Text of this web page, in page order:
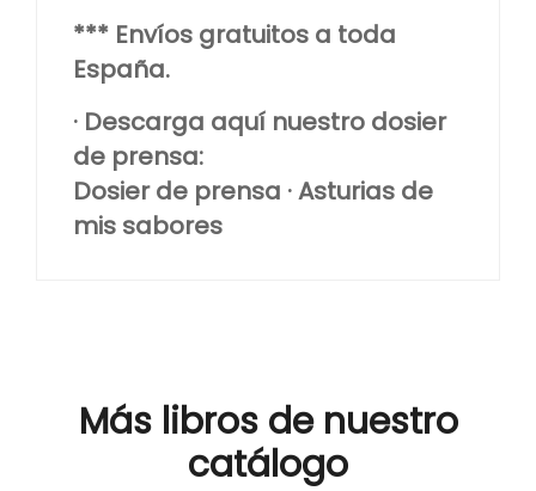
*** Envíos gratuitos a toda
España.
· Descarga aquí nuestro dosier
de prensa:
Dosier de prensa · Asturias de
mis sabores
Más libros de nuestro
catálogo